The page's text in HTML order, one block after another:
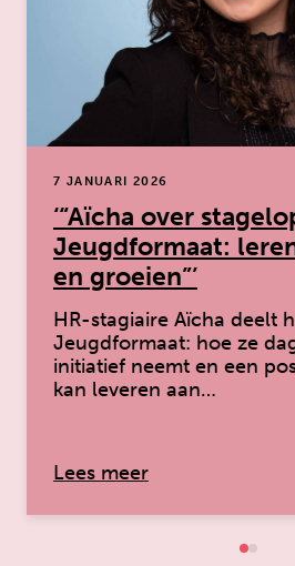
‘“Aïcha over
Jeugdformaat:
en groeien”’
7 JANUARI 2026
HR-stagiaire Aïcha deelt
Jeugdformaat: hoe ze
initiatief neemt en een
kan leveren aan…
Lees meerover: ‘“Aïcha